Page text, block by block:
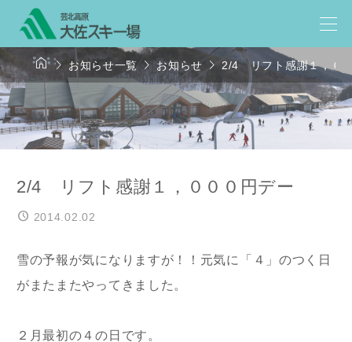
 お知らせ一覧お知らせ2/4 リフト感謝１，０
2/4 リフト感謝１，０００円デー
2014.02.02
雪の予報が気になりますが！！元気に「４」のつく日
がまたまたやってきました。
２月最初の４の日です。